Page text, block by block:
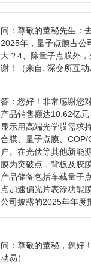
问： 尊敬的董秘先生：
2025年，量子点膜占公
大？4、除量子点膜外
谢！
（来自: 深交所互动
答： 您好！非常感谢您
产品销售额达10.62亿
显示用高端光学膜需求
合膜、量子点膜、
户。在光伏等其他新能
膜为突破点，背板及胶
产品储备包括车载量子
点加速偏光片表涂功能
公司披露的2025年年度
问： 尊敬的董秘，您好
动易）